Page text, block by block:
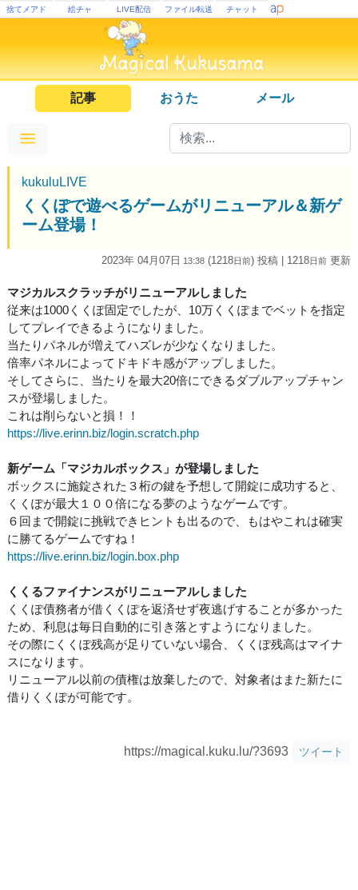
捨てメアド 絵チャ LIVE配信 ファイル転送 チャット
記事 おうた メール
kukuluLIVE
くくぽで遊べるゲームがリニューアル＆新ゲ
ーム登場！
2023年 04月07日 13:38 (1218日前) 投稿 | 1218日前 更新
マジカルスクラッチがリニューアルしました
従来は1000くくぽ固定でしたが、10万くくぽまでベットを指定
してプレイできるようになりました。
当たりパネルが増えてハズレが少なくなりました。
倍率パネルによってドキドキ感がアップしました。
そしてさらに、当たりを最大20倍にできるダブルアップチャン
スが登場しました。
これは削らないと損！！
https://live.erinn.biz/login.scratch.php
新ゲーム「マジカルボックス」が登場しました
ボックスに施錠された３桁の鍵を予想して開錠に成功すると、
くくぽが最大１００倍になる夢のようなゲームです。
６回まで開錠に挑戦できヒントも出るので、もはやこれは確実
に勝てるゲームですね！
https://live.erinn.biz/login.box.php
くくるファイナンスがリニューアルしました
くくぽ債務者が借くくぽを返済せず夜逃げすることが多かった
ため、利息は毎日自動的に引き落とすようになりました。
その際にくくぽ残高が足りていない場合、くくぽ残高はマイナ
スになります。
リニューアル以前の債権は放棄したので、対象者はまた新たに
借りくくぽが可能です。
https://magical.kuku.lu/?3693 ツイート